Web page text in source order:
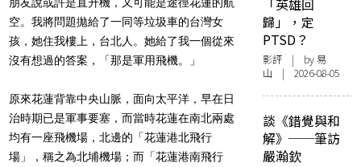
空。我將問題拋給了一同等垃圾車的台灣女
孩，她住我樓上，台北人。她給了我一個從來
沒有想過的答案，「那是軍用飛機。」
原來花蓮背靠中央山脈，面向太平洋，早在日
治時期已是軍事要塞，而當時花蓮在南北兩處
均有一座飛機場，北邊的「花蓮港北飛行
場」，稱之為北埔機場；而「花蓮港南飛行
「英雄回
歸」，定
PTSD？
影評 | by 易
山 | 2026-08-05
談《錯覺與和
解》──筆訪
嚴瀚欽